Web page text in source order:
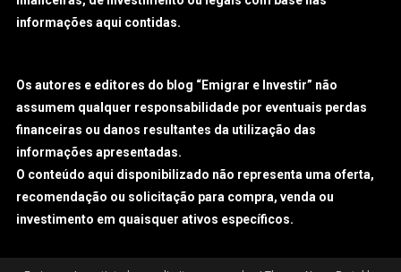
informações aqui contidas.
Os autores e editores do blog “Emigrar e Investir” não
assumem qualquer responsabilidade por eventuais perdas
financeiras ou danos resultantes da utilização das
informações apresentadas.
O conteúdo aqui disponibilizado não representa uma oferta,
recomendação ou solicitação para compra, venda ou
investimento em quaisquer ativos específicos.